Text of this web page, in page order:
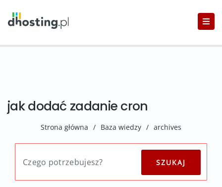
jak dodać zadanie cron
Strona główna / Baza wiedzy / archives